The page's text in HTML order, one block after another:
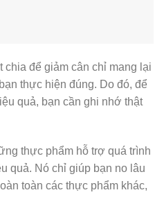
chia để giảm cân chỉ mang lại
thực hiện đúng. Do đó, để
quả, bạn cần ghi nhớ thật
thực phẩm hỗ trợ quá trình
quả. Nó chỉ giúp bạn no lâu
toàn các thực phẩm khác,